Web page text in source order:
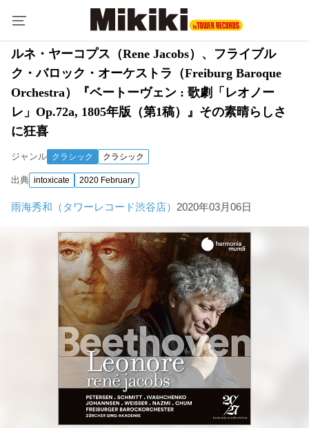
ルネ・ヤーコプス（Rene Jacobs）、フライブル
ク・バロック・オーケストラ（Freiburg Baroque
Orchestra）『ベートーヴェン : 歌劇「レオノー
レ」Op.72a, 1805年版（第1稿）』その素晴らしさ
に狂喜
ジャンル クラシック クラシック
出典 intoxicate 2020 February
雨海秀和（タワーレコード渋谷店） 2020年03月06日